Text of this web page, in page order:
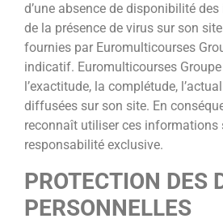
d’une absence de disponibilité
de la présence de virus sur son
fournies par Euromulticourses
indicatif. Euromulticourses
l’exactitude, la complétude,
diffusées sur son site. En
reconnaît utiliser ces informations
responsabilité exclusive.
PROTECTION DES
PERSONNELLES